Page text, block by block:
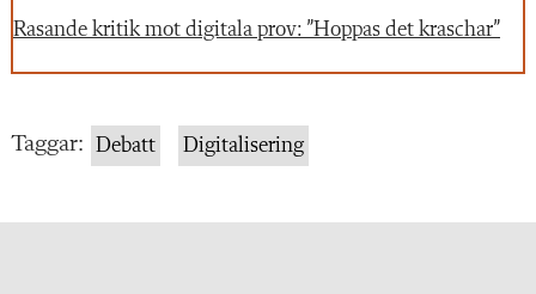
Rasande kritik mot digitala prov: ”Hoppas det kraschar”
Taggar: Debatt Digitalisering